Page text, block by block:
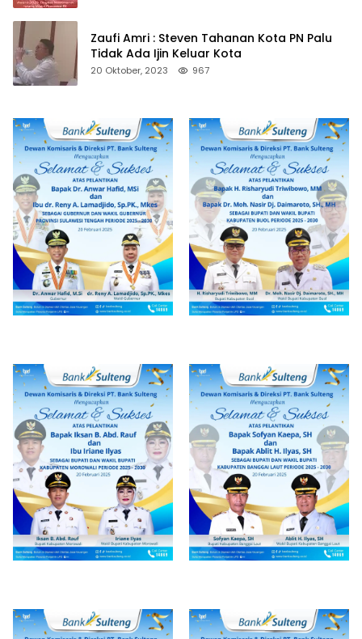
Zaufi Amri : Steven Tahanan Kota PN Palu
Tidak Ada Ijin Keluar Kota
20 Oktober, 2023 967